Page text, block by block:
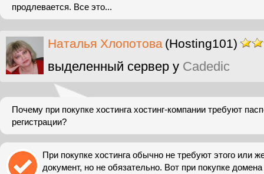
продлевается. Все это...
Наталья Хлопотова (Hosting101)
выделенный сервер у Cadedic
Почему при покупке хостинга хостинг-компании требуют
регистрации?
При покупке хостинга обычно не требуют этого или
документ, но не обязательно. Вот при покупке